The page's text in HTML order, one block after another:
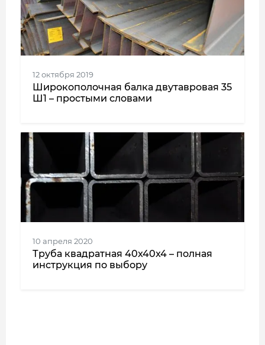
12 октября 2019
Широкополочная балка двутавровая 35
Ш1 – простыми словами
10 апреля 2020
Труба квадратная 40x40x4 – полная
инструкция по выбору